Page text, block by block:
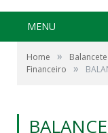
MENU
Home »
Balancete
Financeiro
»